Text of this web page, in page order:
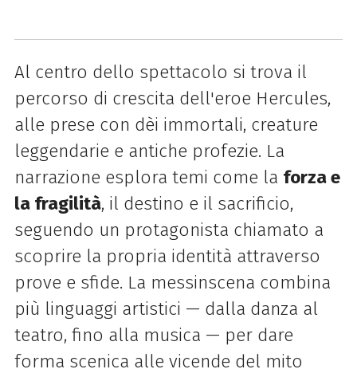
Al centro dello spettacolo si trova il
percorso di crescita dell'eroe Hercules,
alle prese con dèi immortali, creature
leggendarie e antiche profezie. La
narrazione esplora temi come la forza e
la fragilità, il destino e il sacrificio,
seguendo un protagonista chiamato a
scoprire la propria identità attraverso
prove e sfide. La messinscena combina
più linguaggi artistici — dalla danza al
teatro, fino alla musica — per dare
forma scenica alle vicende del mito